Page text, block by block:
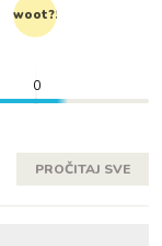
woot?!
0
PROČITAJ SVE